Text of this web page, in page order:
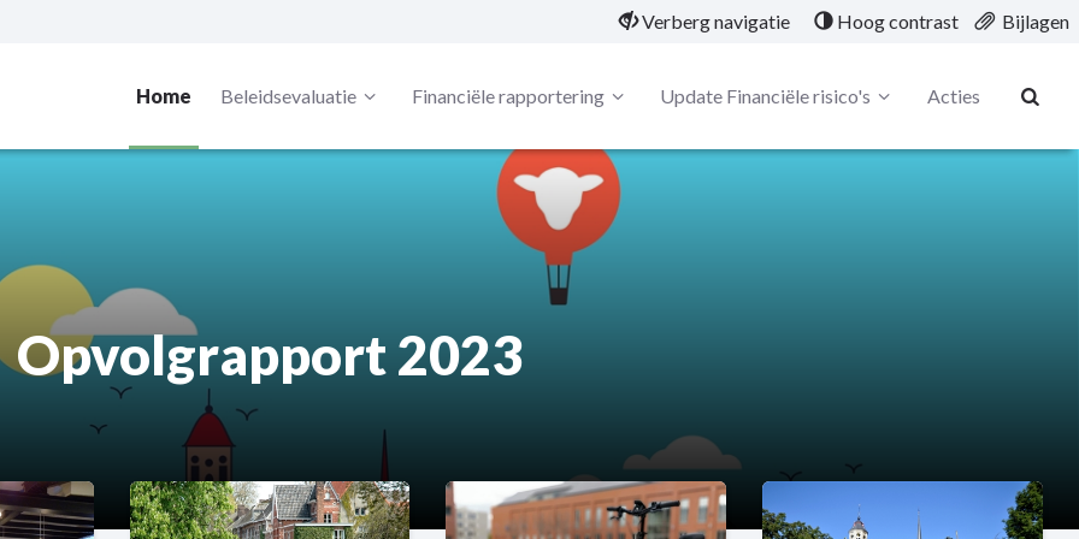
Verberg navigatie Hoog contrast Bijlagen
Home Beleidsevaluatie Financiële rapportering Update Financiële risico's Acties
Opvolgrapport 2023